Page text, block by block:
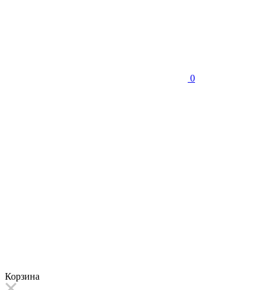
0
Корзина